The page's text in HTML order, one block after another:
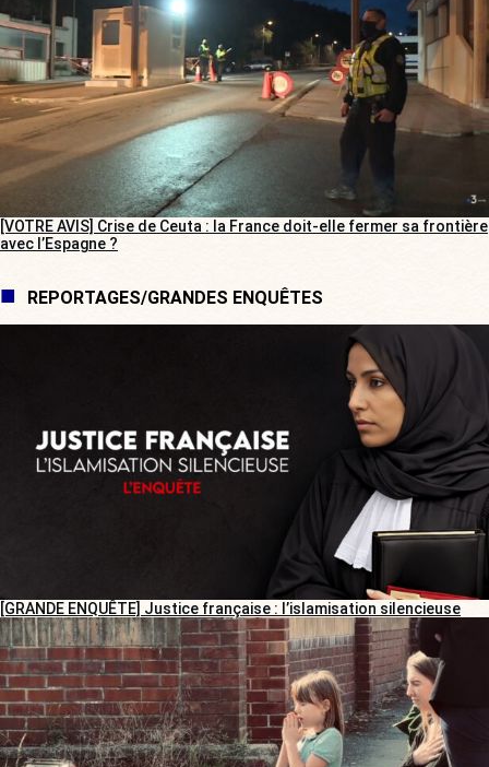
[VOTRE AVIS] Crise de Ceuta : la France doit-elle fermer sa frontière
avec l’Espagne ?
REPORTAGES/GRANDES ENQUÊTES
[GRANDE ENQUÊTE] Justice française : l’islamisation silencieuse